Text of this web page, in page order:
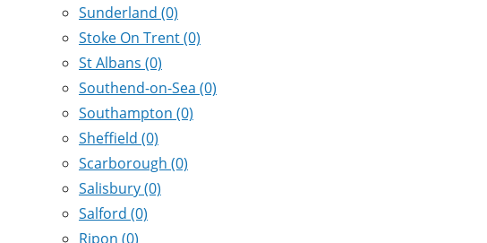
Sunderland (0)
Stoke On Trent(0)
St Albans (0)
Southend-on-Sea (0)
Southampton (0)
Sheffield (0)
Scarborough (0)
Salisbury(0)
Salford (0)
Ripon (0)